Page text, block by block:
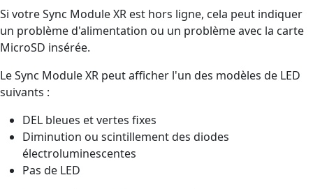
Si votre Sync Module XR est hors ligne, cela peut indiquer
un problème d'alimentation ou un problème avec la carte
MicroSD insérée.
Le Sync Module XR peut afficher l'un des modèles de LED
suivants :
DEL bleues et vertes fixes
Diminution ou scintillement des diodes
électroluminescentes
Pas de LED